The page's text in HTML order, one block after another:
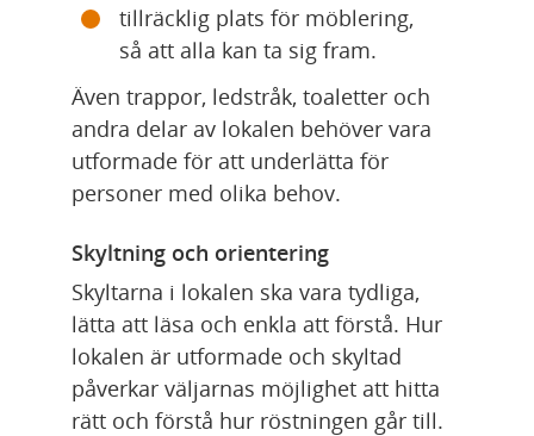
tillräcklig plats för möblering,
så att alla kan ta sig fram.
Även trappor, ledstråk, toaletter och
andra delar av lokalen behöver vara
utformade för att underlätta för
personer med olika behov.
Skyltning och orientering
Skyltarna i lokalen ska vara tydliga,
lätta att läsa och enkla att förstå. Hur
lokalen är utformade och skyltad
påverkar väljarnas möjlighet att hitta
rätt och förstå hur röstningen går till.